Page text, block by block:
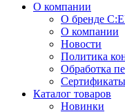
О компании
О бренде
О компании
Новости
Политика
Обработка
Сертификаты
Каталог товаров
Новинки